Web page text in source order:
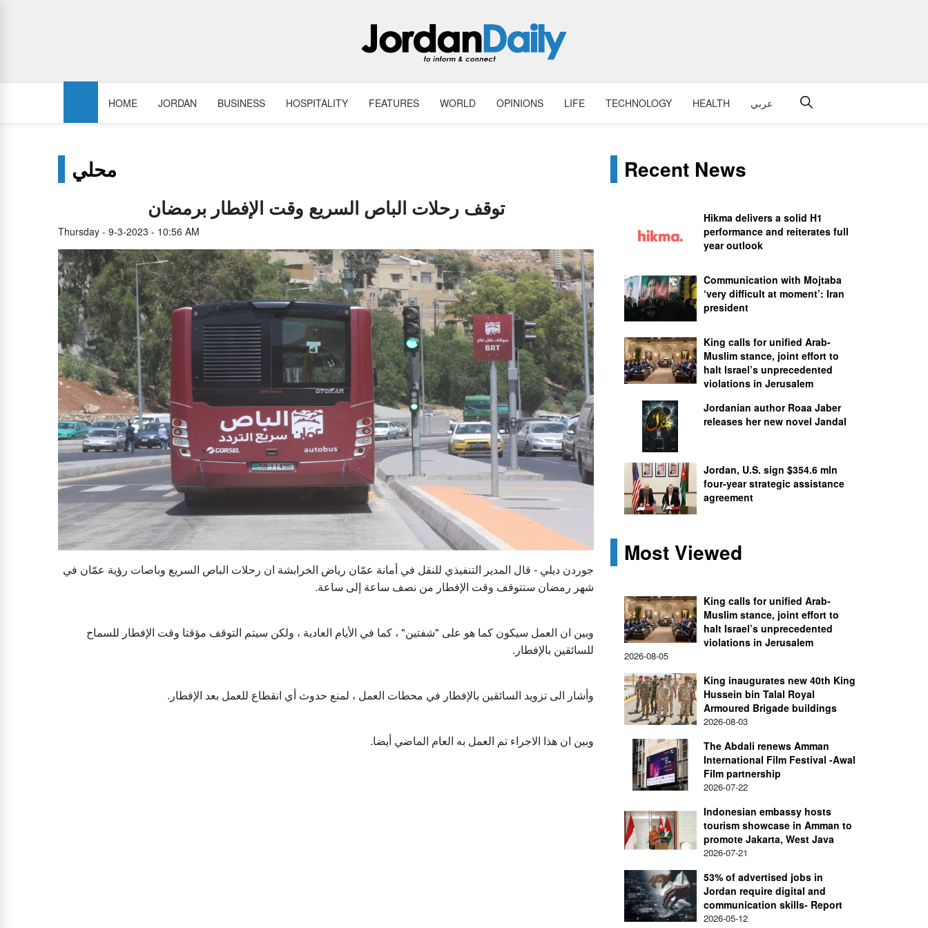
HOME JORDAN BUSINESS HOSPITALITY FEATURES WORLD OPINIONS LIFE TECHNOLOGY HEALTH عربي
محلي
توقف رحلات الباص السريع وقت الإفطار برمضان
Thursday - 9-3-2023 - 10:56 AM
جوردن ديلي - قال المدير التنفيذي للنقل في أمانة عمّان رياض الخرابشة ان رحلات الباص السريع وباصات رؤية عمّان في
شهر رمضان ستتوقف وقت الإفطار من نصف ساعة إلى ساعة.
وبين ان العمل سيكون كما هو على "شفتين" ، كما في الأيام العادية ، ولكن سيتم التوقف مؤقتا وقت الإفطار للسماح
للسائقين بالإفطار.
وأشار الى تزويد السائقين بالإفطار في محطات العمل ، لمنع حدوث أي انقطاع للعمل بعد الإفطار.
وبين ان هذا الاجراء تم العمل به العام الماضي أيضا.
Recent News
Hikma delivers a solid H1
performance and reiterates full
year outlook
Communication with Mojtaba
‘very difficult at moment’: Iran
president
King calls for unified Arab-
Muslim stance, joint effort to
halt Israel’s unprecedented
violations in Jerusalem
Jordanian author Roaa Jaber
releases her new novel Jandal
Jordan, U.S. sign $354.6 mln
four-year strategic assistance
agreement
Most Viewed
King calls for unified Arab-
Muslim stance, joint effort to
halt Israel’s unprecedented
violations in Jerusalem
2026-08-05
King inaugurates new 40th King
Hussein bin Talal Royal
Armoured Brigade buildings
2026-08-03
The Abdali renews Amman
International Film Festival -Awal
Film partnership
2026-07-22
Indonesian embassy hosts
tourism showcase in Amman to
promote Jakarta, West Java
2026-07-21
53% of advertised jobs in
Jordan require digital and
communication skills- Report
2026-05-12